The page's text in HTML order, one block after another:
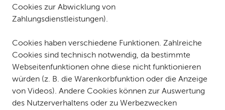
Cookies zur Abwicklung von
Zahlungsdienstleistungen).
Cookies haben verschiedene Funktionen. Zahlreiche
Cookies sind technisch notwendig, da bestimmte
Webseitenfunktionen ohne diese nicht funktionieren
würden (z. B. die Warenkorbfunktion oder die Anzeige
von Videos). Andere Cookies können zur Auswertung
des Nutzerverhaltens oder zu Werbezwecken